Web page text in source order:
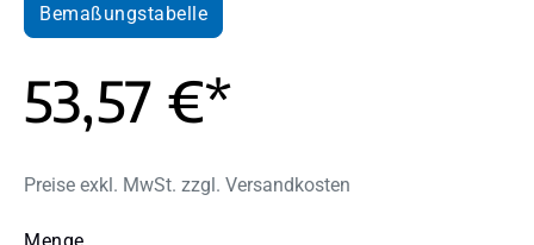
Bemaßungstabelle
53,57 €*
Preise exkl. MwSt. zzgl. Versandkosten